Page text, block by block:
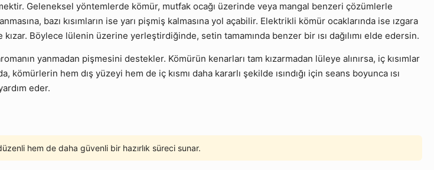
Geleneksel yöntemlerde kömür, mutfak ocağı üzerinde veya mangal benzeri çözümlerle
bazı kısımların ise yarı pişmiş kalmasına yol açabilir. Elektrikli kömür ocaklarında ise ızgara
Böylece lülenin üzerine yerleştirdiğinde, setin tamamında benzer bir ısı dağılımı elde edersin.
yanmadan pişmesini destekler. Kömürün kenarları tam kızarmadan lüleye alınırsa, iç kısımlar
kömürlerin hem dış yüzeyi hem de iç kısmı daha kararlı şekilde ısındığı için seans boyunca ısı
eder.
hem de daha güvenli bir hazırlık süreci sunar.